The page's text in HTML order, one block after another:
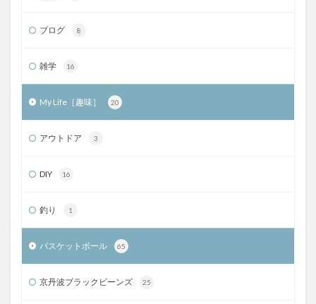
ブログ 8
雑学 16
My Life［趣味］ 20
アウトドア 3
DIY 16
釣り 1
バスケットボール 65
京丹波ブラックビーンズ 25